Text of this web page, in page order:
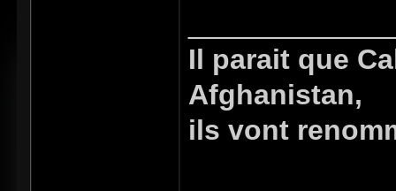
Il parait que
Afghanistan,
ils vont